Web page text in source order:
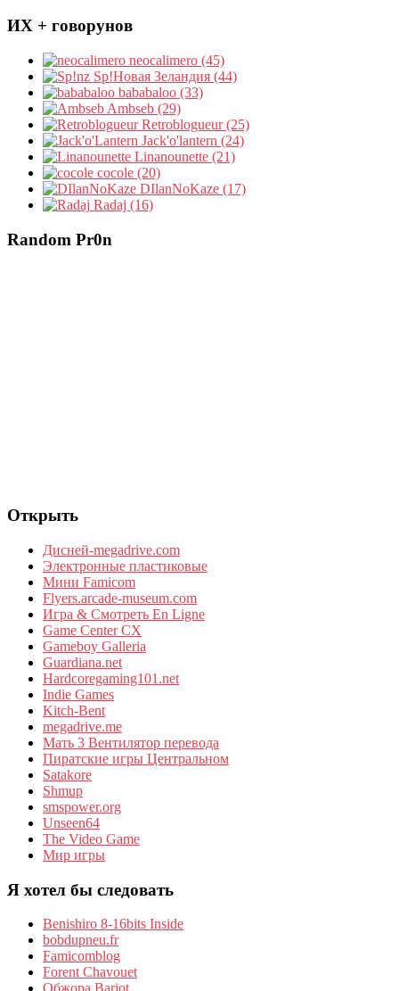
ИХ + говорунов
neocalimero (45)
Sp!Новая Зеландия (44)
bababaloo (33)
Ambseb (29)
Retroblogueur (25)
Jack'o'lantern (24)
Linanounette (21)
cocole (20)
DIlanNoKaze (17)
Radaj (16)
Random Pr0n
Открыть
Дисней-megadrive.com
Электронные пластиковые
Мини Famicom
Flyers.arcade-museum.com
Игра & Смотреть En Ligne
Game Center CX
Gameboy Galleria
Guardiana.net
Hardcoregaming101.net
Indie Games
Kitch-Bent
megadrive.me
Мать 3 Вентилятор перевода
Пиратские игры Центральном
Satakore
Shmup
smspower.org
Unseen64
The Video Game
Мир игры
Я хотел бы следовать
Benishiro 8-16bits Inside
bobdupneu.fr
Famicomblog
Forent Chavouet